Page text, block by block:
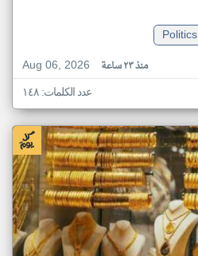
Politics
Aug 06, 2026
منذ ٢٣ ساعة
عدد الكلمات: ١٤٨